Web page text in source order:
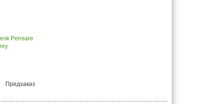
Pensare
Предзаказ